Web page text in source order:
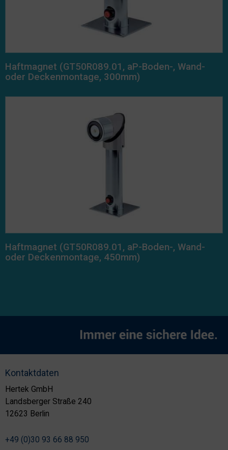
Haftmagnet (GT50R089.01, aP-Boden-, Wand-
oder Deckenmontage, 300mm)
Haftmagnet (GT50R089.01, aP-Boden-, Wand-
oder Deckenmontage, 450mm)
Kontaktdaten
Hertek GmbH
Landsberger Straße 240
12623 Berlin
+49 (0)30 93 66 88 950